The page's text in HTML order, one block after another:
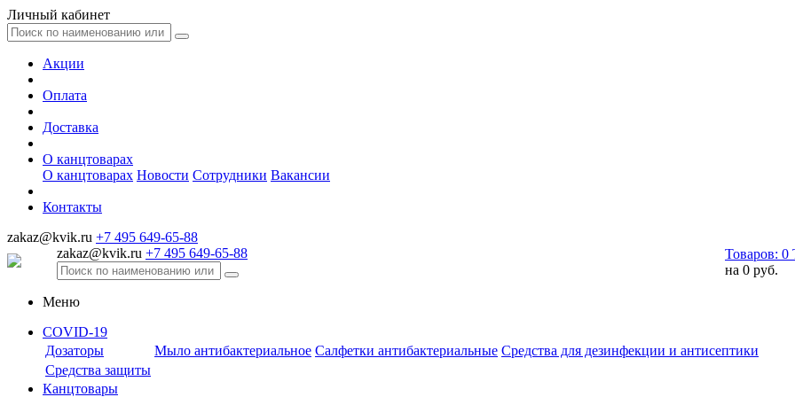
Личный кабинет
Акции
Оплата
Доставка
О канцтоварах
О канцтоварах Новости Сотрудники Вакансии
Контакты
zakaz@kvik.ru +7 495 649-65-88
zakaz@kvik.ru +7 495 649-65-88 Товаров: 0
на 0 руб.
Меню
COVID-19
Дозаторы
Мыло антибактериальное Салфетки антибактериальные Средства для дезинфекции и антисептики
Средства защиты
Канцтовары